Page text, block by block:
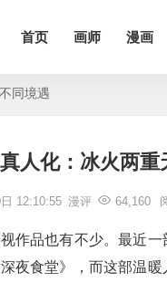
首页 画师 漫画
同境遇
人化：冰火两
12:10:55 漫评 64,160
作品也有不少。最近
夜食堂》，而这部温